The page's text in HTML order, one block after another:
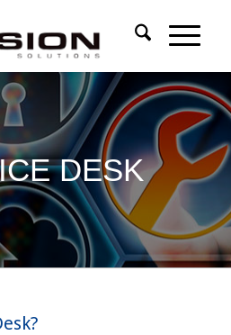
DESK